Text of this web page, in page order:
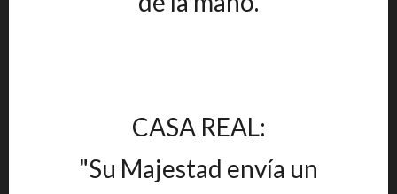
CASA REAL:
"Su Majestad envía un